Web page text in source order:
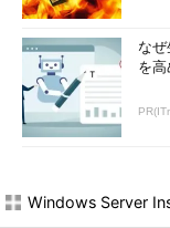
な
を高
Windows Server